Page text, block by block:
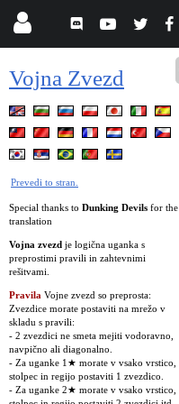
Vojna Zvezd
Prevedi to stran.
Special thanks to Dunking Devils for the
translation
Vojna zvezd je logična uganka s
preprostimi pravili in zahtevnimi
rešitvami.
Pravila Vojne zvezd so preprosta:
Zvezdice morate postaviti na mrežo v
skladu s pravili:
- 2 zvezdici ne smeta mejiti vodoravno,
navpično ali diagonalno.
- Za uganke 1★ morate v vsako vrstico,
stolpec in regijo postaviti 1 zvezdico.
- Za uganke 2★ morate v vsako vrstico,